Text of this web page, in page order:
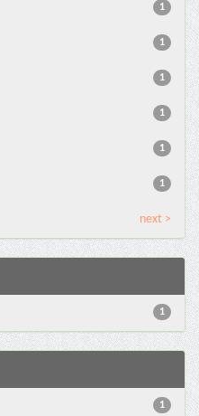
1
1
1
1
1
1
next >
1
1